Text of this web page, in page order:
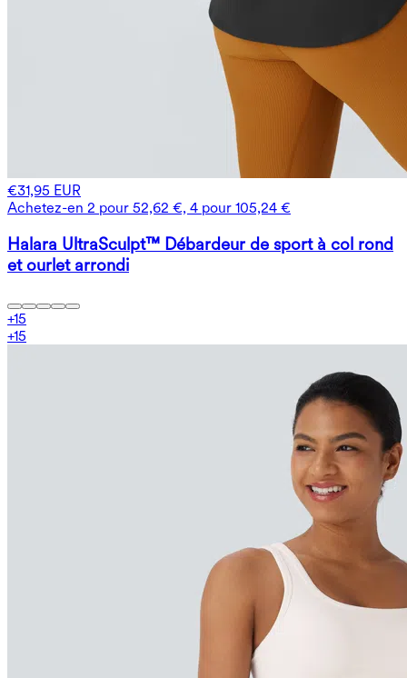
€31,95 EUR
Achetez-en 2 pour 52,62 €, 4 pour 105,24 €
Halara UltraSculpt™ Débardeur de sport à col rond
et ourlet arrondi
+15
+15